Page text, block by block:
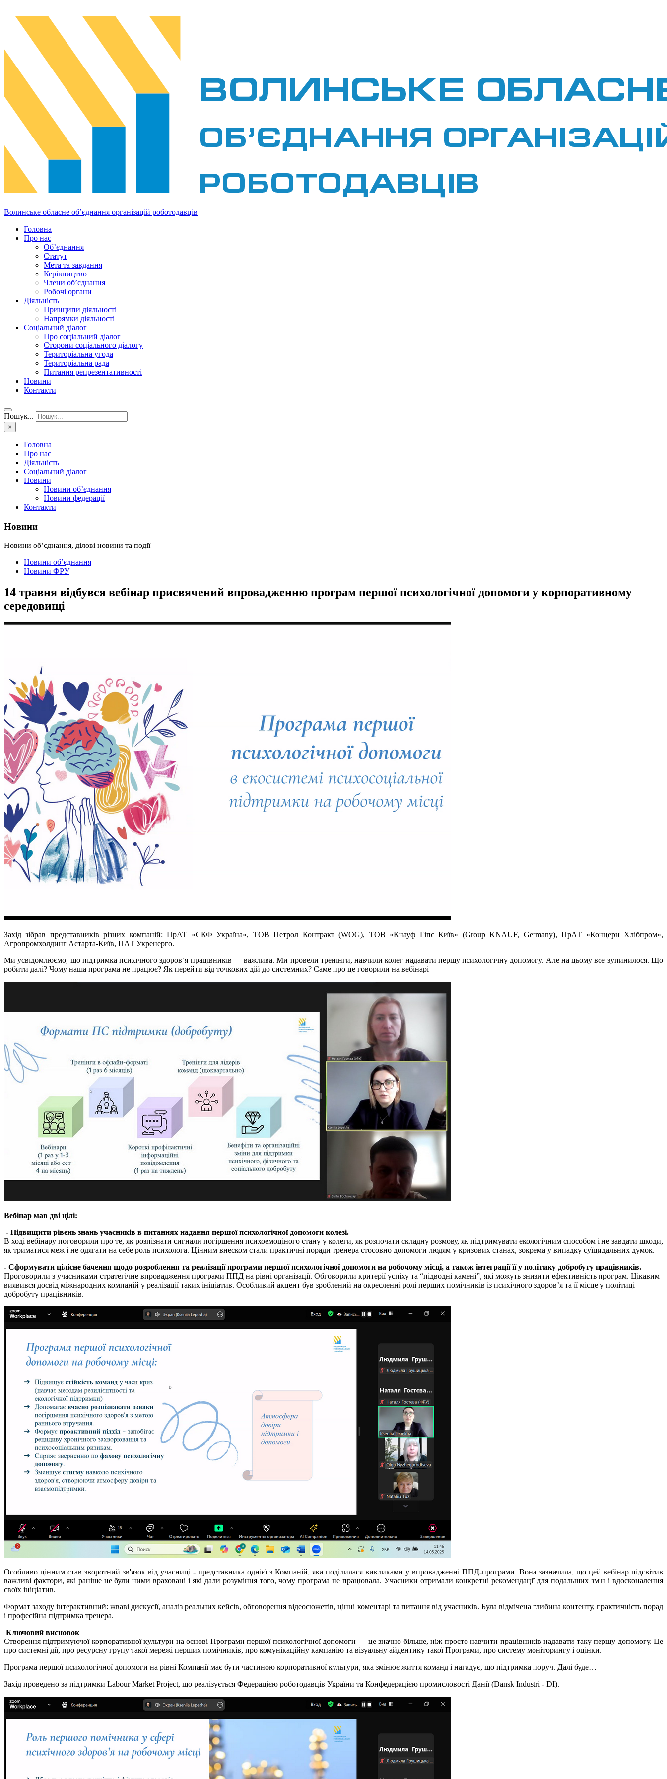
Волинське обласне об’єднання організацій роботодавців
Головна
Про нас
Об’єднання
Статут
Мета та завдання
Керівництво
Члени об’єднання
Робочі органи
Діяльність
Принципи діяльності
Напрямки діяльності
Соціальний діалог
Про соціальний діалог
Сторони соціального діалогу
Територіальна угода
Територіальна рада
Питання репрезентативності
Новини
Контакти
Пошук...
×
Головна
Про нас
Діяльність
Соціальний діалог
Новини
Новини об’єднання
Новини федерації
Контакти
Новини
Новини об’єднання, ділові новини та події
Новини об’єднання
Новини ФРУ
14 травня відбувся вебінар присвячений впровадженню програм першої психологічної допомоги у корпоративному
середовищі
Захід зібрав представників різних компаній: ПрАТ «СКФ Україна», ТОВ Петрол Контракт (WOG), ТОВ «Кнауф Гіпс Київ» (Group KNAUF, Germany), ПрАТ «Концерн Хлібпром»,
Агропромхолдинг Астарта-Київ, ПАТ Укренерго.
Ми усвідомлюємо, що підтримка психічного здоров’я працівників — важлива. Ми провели тренінги, навчили колег надавати першу психологічну допомогу. Але на цьому все зупинилося. Що
робити далі? Чому наша програма не працює? Як перейти від точкових дій до системних? Саме про це говорили на вебінарі
Вебінар мав дві цілі:
- Підвищити рівень знань учасників в питаннях надання першої психологічної допомоги колезі.
В ході вебінару поговорили про те, як розпізнати сигнали погіршення психоемоціного стану у колеги, як розпочати складну розмову, як підтримувати екологічним способом і не завдати шкоди,
як триматися меж і не одягати на себе роль психолога. Цінним внеском стали практичні поради тренера стосовно допомоги людям у кризових станах, зокрема у випадку суїцидальних думок.
- Сформувати цілісне бачення щодо розроблення та реалізації програми першої психологічної допомоги на робочому місці, а також інтеграції її у політику добробуту працівників.
Проговорили з учасниками стратегічне впровадження програми ППД на рівні організації. Обговорили критерії успіху та “підводні камені”, які можуть знизити ефективність програм. Цікавим
виявився досвід міжнародних компаній у реалізації таких ініціатив. Особливий акцент був зроблений на окресленні ролі перших помічників із психічного здоров’я та її місце у політиці
добробуту працівників.
Особливо цінним став зворотний зв'язок від учасниці - представника однієї з Компаній, яка поділилася викликами у впровадженні ППД-програми. Вона зазначила, що цей вебінар підсвітив
важливі фактори, які раніше не були ними враховані і які дали розуміння того, чому програма не працювала. Учасники отримали конкретні рекомендації для подальших змін і вдосконалення
своїх ініціатив.
Формат заходу інтерактивний: жваві дискусії, аналіз реальних кейсів, обговорення відеосюжетів, цінні коментарі та питання від учасників. Була відмічена глибина контенту, практичність порад
і професійна підтримка тренера.
Ключовий висновок
Створення підтримуючої корпоративної культури на основі Програми першої психологічної допомоги — це значно більше, ніж просто навчити працівників надавати таку першу допомогу. Це
про системні дії, про ресурсну групу такої мережі перших помічників, про комунікаційну кампанію та візуальну айдентику такої Програми, про систему моніторингу і оцінки.
Програма першої психологічної допомоги на рівні Компанії має бути частиною корпоративної культури, яка змінює життя команд і нагадує, що підтримка поруч. Далі буде…
Захід проведено за підтримки Labour Market Project, що реалізується Федерацією роботодавців України та Конфедерацією промисловості Данії (Dansk Industri - DI).